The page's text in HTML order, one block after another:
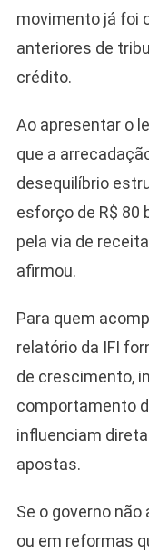
movimento já foi
anteriores de
crédito.
Ao apresentar o
que a
desequilíbrio
esforço de R$ 80
pela via de
afirmou.
Para quem
relatório da IFI
de crescimento,
comportamento
influenciam
apostas.
Se o governo
ou em reformas